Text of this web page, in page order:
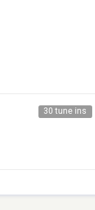
30 tune ins